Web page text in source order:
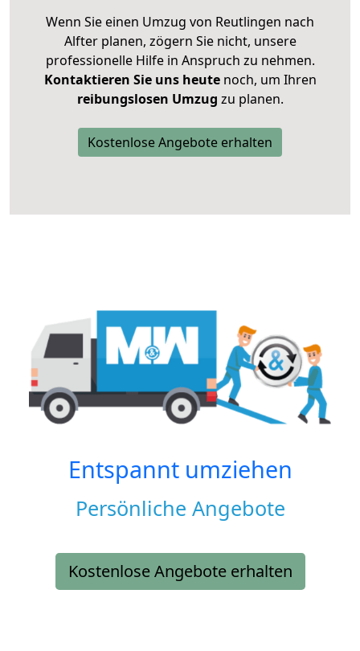
Wenn Sie einen Umzug von Reutlingen nach
Alfter planen, zögern Sie nicht, unsere
professionelle Hilfe in Anspruch zu nehmen.
Kontaktieren Sie uns heutenoch, um Ihren
reibungslosen Umzug zu planen.
Kostenlose Angebote erhalten
Entspannt umziehen
Persönliche Angebote
Kostenlose Angebote erhalten